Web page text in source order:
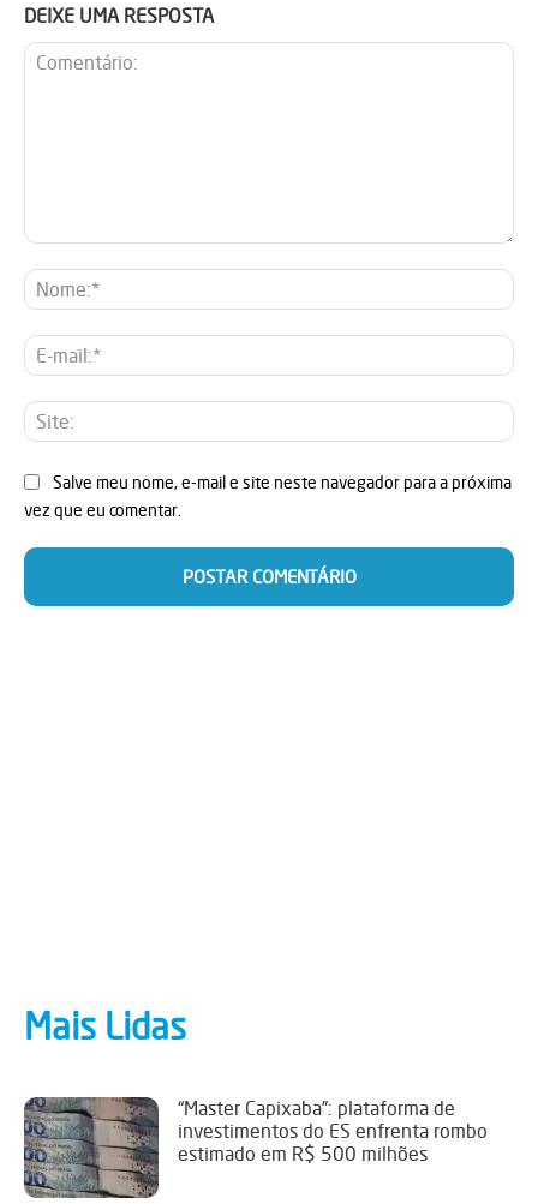
DEIXE UMA RESPOSTA
E-
Salve meu nome, e-mail e site neste navegador para a próxima
vez que eu comentar.
Mais Lidas
“Master Capixaba”: plataforma de
investimentos do ES enfrenta rombo
estimado em R$ 500 milhões